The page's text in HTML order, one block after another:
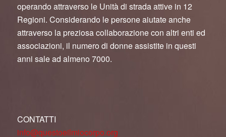
operando attraverso le Unità di strada attive in 12
Regioni. Considerando le persone aiutate anche
attraverso la preziosa collaborazione con altri enti ed
associazioni, il numero di donne assistite in questi
anni sale ad almeno 7000.
CONTATTI
info@questoeilmiocorpo.org